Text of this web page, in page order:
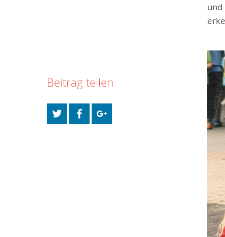
und
Beitrag teilen